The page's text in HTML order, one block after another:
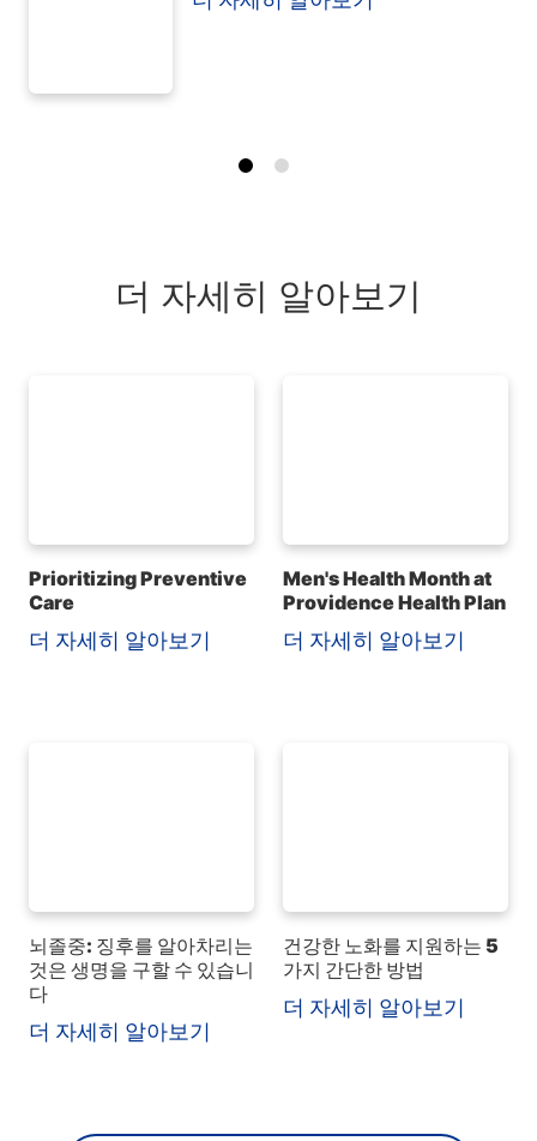
더 자세히 알아보기
Prioritizing Preventive
Care
더 자세히 알아보기
Men's Health Month at
Providence Health Plan
더 자세히 알아보기
뇌졸중: 징후를 알아차리는
것은 생명을 구할 수 있습니
다
더 자세히 알아보기
건강한 노화를 지원하는 5
가지 간단한 방법
더 자세히 알아보기